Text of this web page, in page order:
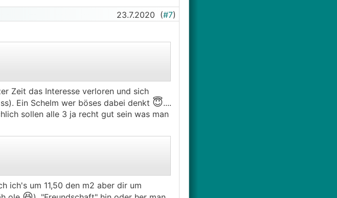
23.7.2020 (#7)
Zeit das Interesse verloren und sich
Ein Schelm wer böses dabei denkt 😇....
sollen alle 3 ja recht gut sein was man
ich's um 11,50 den m2 aber dir um